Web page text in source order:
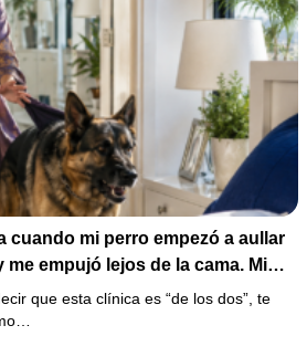
cuando mi perro empezó a aullar
me empujó lejos de la cama. Mi
antes y susurró: “Acuéstate,
obedecer, pero escondí una
Esa noche escuché por qué
que esta clínica es “de los dos”, te